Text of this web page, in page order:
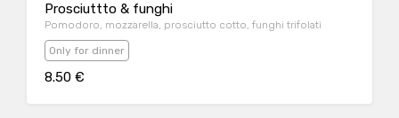
Prosciuttto & funghi
Pomodoro, mozzarella, prosciutto cotto, funghi trifolati
Only for dinner
8.50 €